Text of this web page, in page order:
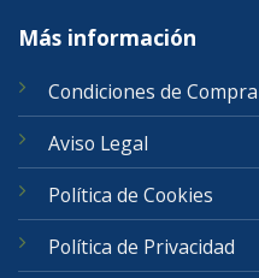
Más información
Condiciones de Compra
Aviso Legal
Política de Cookies
Política de Privacidad